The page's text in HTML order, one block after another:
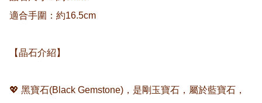
適合手圍：約16.5cm
【晶石介紹】
💖 黑寶石(Black Gemstone)，是剛玉寶石，屬於藍寶石，